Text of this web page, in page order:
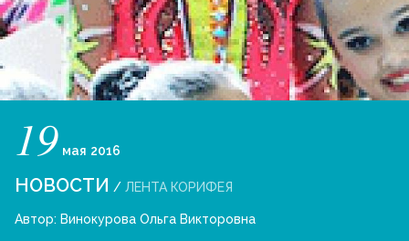
19 мая 2016
НОВОСТИ / ЛЕНТА КОРИФЕЯ
Автор: Винокурова Ольга Викторовна